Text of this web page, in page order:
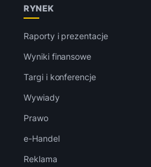
RYNEK
Raporty i prezentacje
Wyniki finansowe
Targi i konferencje
Wywiady
Prawo
e-Handel
Reklama